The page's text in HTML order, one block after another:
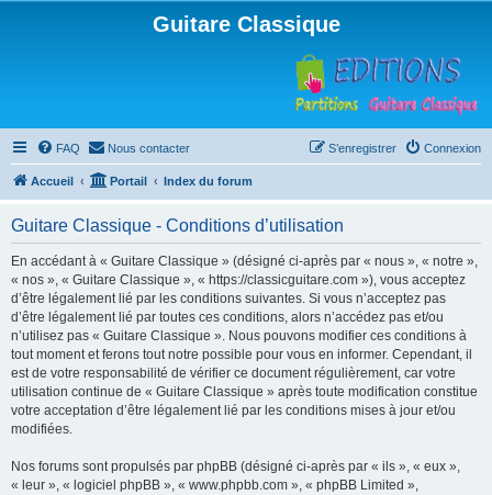
Guitare Classique
FAQ Nous contacter Connexion
S’enregistrer
Accueil Portail Index du forum
Guitare Classique - Conditions d’utilisation
En accédant à « Guitare Classique » (désigné ci-après par « nous », « notre »,
« nos », « Guitare Classique », « https://classicguitare.com »), vous acceptez
d’être légalement lié par les conditions suivantes. Si vous n’acceptez pas
d’être légalement lié par toutes ces conditions, alors n’accédez pas et/ou
n’utilisez pas « Guitare Classique ». Nous pouvons modifier ces conditions à
tout moment et ferons tout notre possible pour vous en informer. Cependant, il
est de votre responsabilité de vérifier ce document régulièrement, car votre
utilisation continue de « Guitare Classique » après toute modification constitue
votre acceptation d’être légalement lié par les conditions mises à jour et/ou
modifiées.
Nos forums sont propulsés par phpBB (désigné ci-après par « ils », « eux »,
« leur », « logiciel phpBB », « www.phpbb.com », « phpBB Limited »,